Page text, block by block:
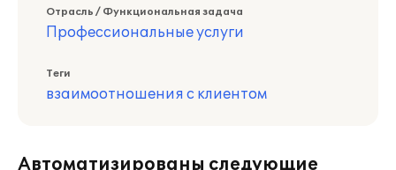
Отрасль / Функциональная задача
Профессиональные услуги
Теги
взаимоотношения с клиентом
Автоматизированы следующие